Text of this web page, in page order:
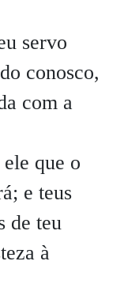
servo
conosco,
com a
que o
e teus
de teu
à